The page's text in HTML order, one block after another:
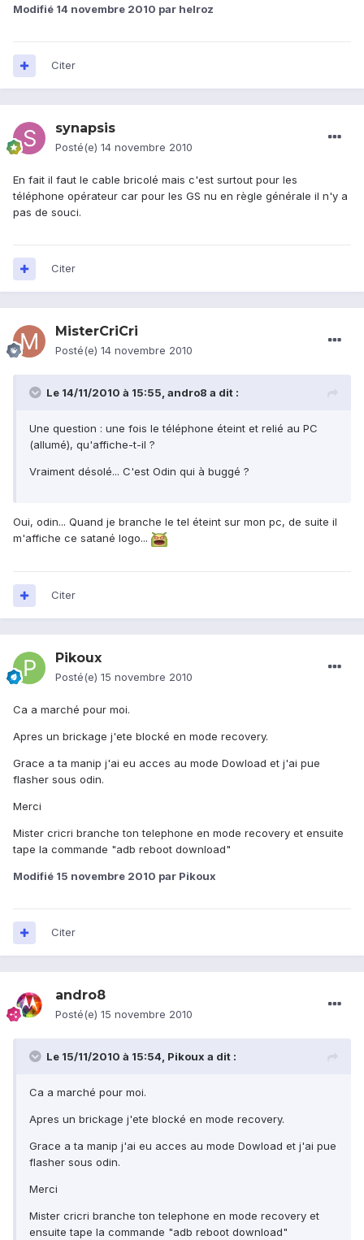
Modifié 14 novembre 2010 par helroz
Citer
synapsis
Posté(e) 14 novembre 2010
En fait il faut le cable bricolé mais c'est surtout pour les
téléphone opérateur car pour les GS nu en règle générale il n'y a
pas de souci.
Citer
MisterCriCri
Posté(e) 14 novembre 2010
Le 14/11/2010 à 15:55, andro8 a dit :
Une question : une fois le téléphone éteint et relié au PC
(allumé), qu'affiche-t-il ?
Vraiment désolé... C'est Odin qui à buggé ?
Oui, odin... Quand je branche le tel éteint sur mon pc, de suite il
m'affiche ce satané logo...
Citer
Pikoux
Posté(e) 15 novembre 2010
Ca a marché pour moi.
Apres un brickage j'ete blocké en mode recovery.
Grace a ta manip j'ai eu acces au mode Dowload et j'ai pue
flasher sous odin.
Merci
Mister cricri branche ton telephone en mode recovery et ensuite
tape la commande "adb reboot download"
Modifié 15 novembre 2010 par Pikoux
Citer
andro8
Posté(e) 15 novembre 2010
Le 15/11/2010 à 15:54, Pikoux a dit :
Ca a marché pour moi.
Apres un brickage j'ete blocké en mode recovery.
Grace a ta manip j'ai eu acces au mode Dowload et j'ai pue
flasher sous odin.
Merci
Mister cricri branche ton telephone en mode recovery et
ensuite tape la commande "adb reboot download"